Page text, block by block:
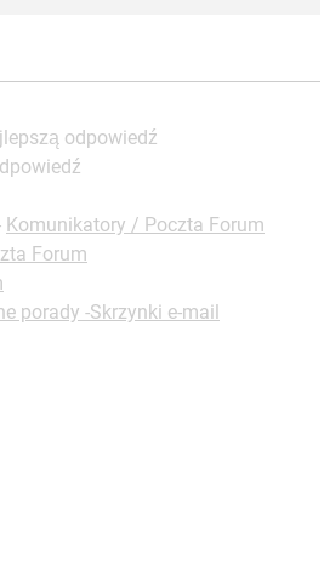
odpowiedź
Komunikatory / Poczta Forum
Forum
porady -Skrzynki e-mail